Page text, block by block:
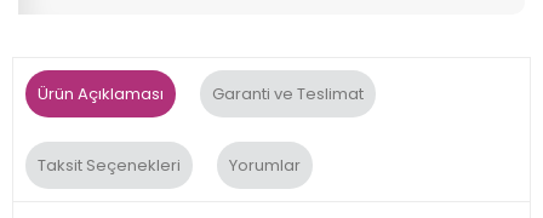
Ürün Açıklaması Garanti ve Teslimat
Taksit Seçenekleri Yorumlar